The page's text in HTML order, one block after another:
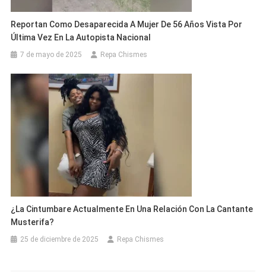
Reportan Como Desaparecida A Mujer De 56 Años Vista Por
Última Vez En La Autopista Nacional
7 de mayo de 2025 Repa Chismes
¿La Cintumbare Actualmente En Una Relación Con La Cantante
Musterifa?
25 de diciembre de 2025 Repa Chismes